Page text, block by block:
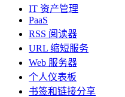
IT 资产管理
PaaS
RSS 阅读器
URL 缩短服务
Web 服务器
个人仪表板
书签和链接分享